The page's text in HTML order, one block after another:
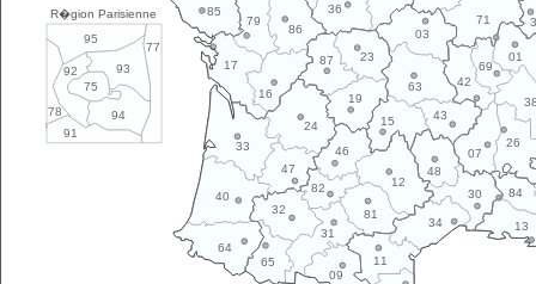
R�gion Parisienne
77
78
91
95
93
75
94
92
11
12
13
15
16
17
19
23
24
26
30
31
32
33
34
36
40
42
43
46
47
48
63
64
65
69
01
03
07
09
71
79
81
82 84
85
86
87